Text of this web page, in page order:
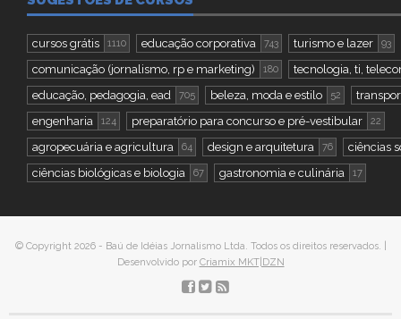
cursos grátis 1110 educação corporativa 743 turismo e lazer 93
comunicação (jornalismo, rp e marketing) 180
tecnologia, ti,
educação, pedagogia, ead
705 beleza, moda e estilo 52
engenharia
124 preparatório para concurso e pré-vestibular 22
agropecuária e agricultura 64 design e arquitetura 76
ciências
ciências biológicas e biologia
67 gastronomia e culinária 17
© Copyright 2026 - Baú de Idéias Jornalismo Ltda. Todos os direitos reservados. |
Desenvolvido por Criamix MKT|DZN